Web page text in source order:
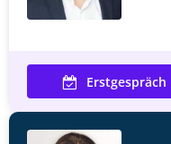
Erstgespräch